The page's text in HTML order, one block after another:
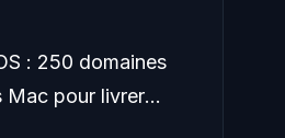
: 250 domaines
Mac pour livrer